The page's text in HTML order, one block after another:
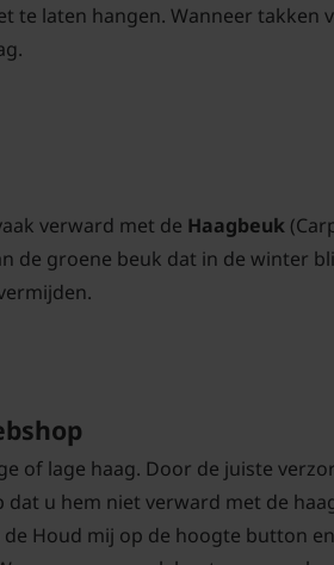
te laten hangen. Wanneer takken
verward met de Haagbeuk
de groene beuk dat in de winter
of lage haag. Door de juiste
u hem niet verward met de
Houd mij op de hoogte button